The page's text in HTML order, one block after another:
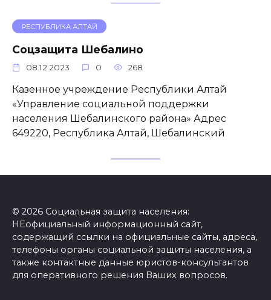
РЕСПУБЛИКА АЛТАЙ
Соцзащита Шебалино
08.12.2023 0 268
Казенное учреждение Республики Алтай
«Управление социальной поддержки
населения Шебалинского района» Адрес
649220, Республика Алтай, Шебалинский
© 2026 Социальная защита населения:
НЕофициальный информационный сайт,
содержащий ссылки на официальные сайты, адреса,
телефоны органы социальной защиты населения, а
также контактные данные юристов-консультантов
для оперативного решения Ваших вопросов.